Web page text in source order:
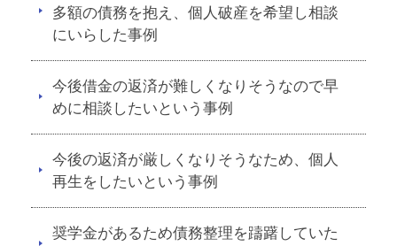
多額の債務を抱え、個人破産を希望し相談
にいらした事例
今後借金の返済が難しくなりそうなので早
めに相談したいという事例
今後の返済が厳しくなりそうなため、個人
再生をしたいという事例
奨学金があるため債務整理を躊躇していた